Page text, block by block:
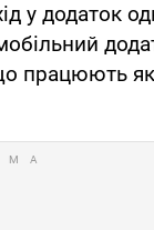
у додаток
працюють